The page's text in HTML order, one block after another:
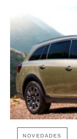
NOVEDADES